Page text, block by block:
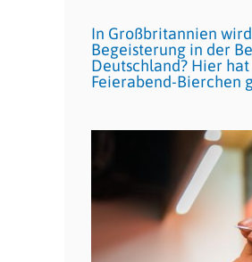
In Großbritannien
Begeisterung in der
Deutschland? Hier
Feierabend-Bierchen